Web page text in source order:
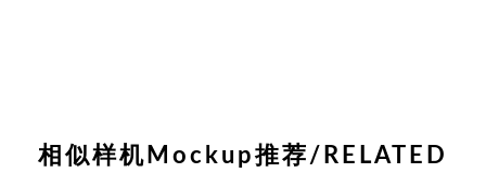
相似样机Mockup推荐/RELATED